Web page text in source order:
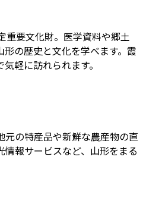
重要文化財。医学資料や郷土
の歴史と文化を学べます。霞
軽に訪れられます。
元の特産品や新鮮な農産物の直
報サービスなど、山形をまる